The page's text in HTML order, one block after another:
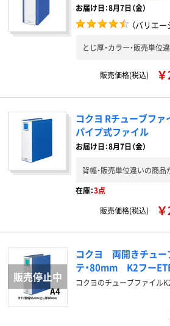
お届け日：8月7日（金）
（バリエ
とじ厚・カラー・販売単位
販売価格(税込)
コクヨ Rチューブファ
パイプ式ファイル
お届け日：8月7日（金）
背幅・販売単位違いの商品
在庫：3点
販売価格(税込)
コクヨ 両開きチュー
テ・80mm K2フー
コクヨのチューブファイル